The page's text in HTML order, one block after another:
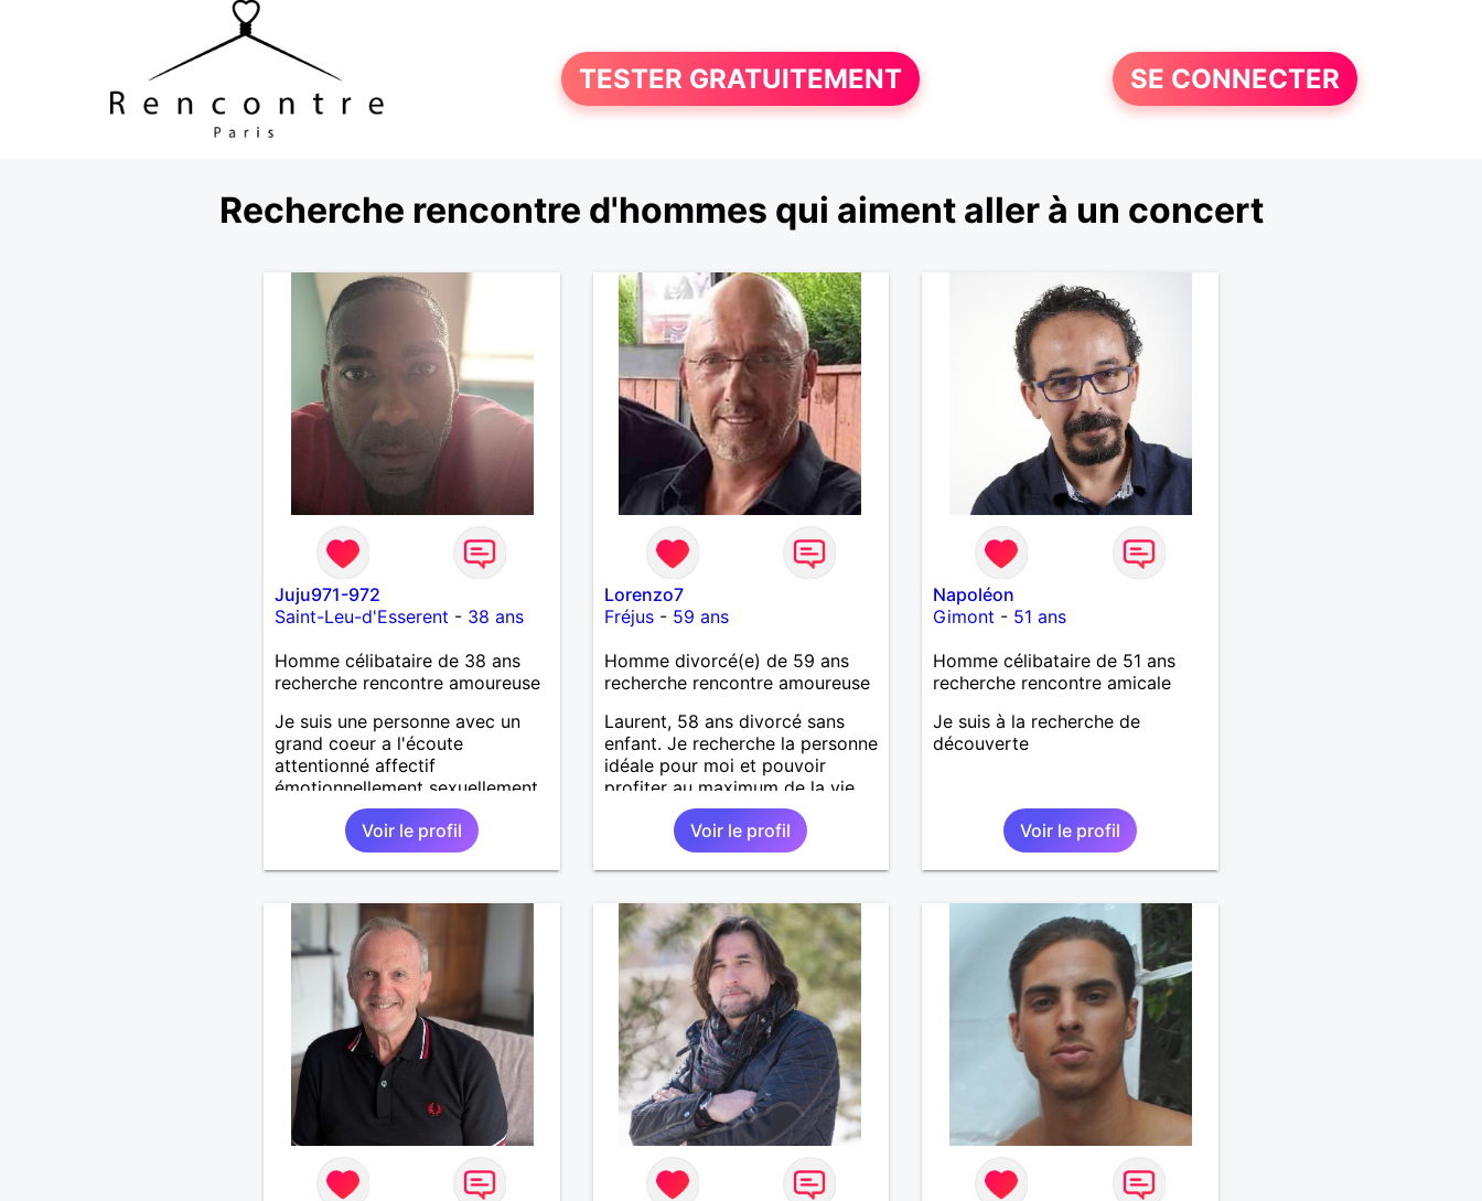
TESTER GRATUITEMENT SE CONNECTER
Recherche rencontre d'hommes qui aiment aller à un concert
Juju971-972
Saint-Leu-d'Esserent - 38 ans
Homme célibataire de 38 ans
recherche rencontre amoureuse
Je suis une personne avec un
grand coeur a l'écoute
attentionné affectif
émotionnellement sexuellement
joyeux drôle amusant a l'écoute
Voir le profil
Lorenzo7
Fréjus- 59 ans
Homme divorcé(e) de 59 ans
recherche rencontre amoureuse
Laurent, 58 ans divorcé sans
enfant. Je recherche la personne
idéale pour moi et pouvoir
profiter au maximum de la vie
de couple
Voir le profil
Napoléon
Gimont - 51 ans
Homme célibataire de 51 ans
recherche rencontre amicale
Je suis à la recherche de
découverte
Voir le profil